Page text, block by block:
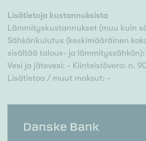
Lisätietoja kustannuksista
Lämmityskustannukset (muu kuin
Sähkönkulutus (keskimääräinen
sisältää talous- ja
Vesi ja jätevesi: - Kiinteistövero: n.
Lisätietoa / muut maksut: -